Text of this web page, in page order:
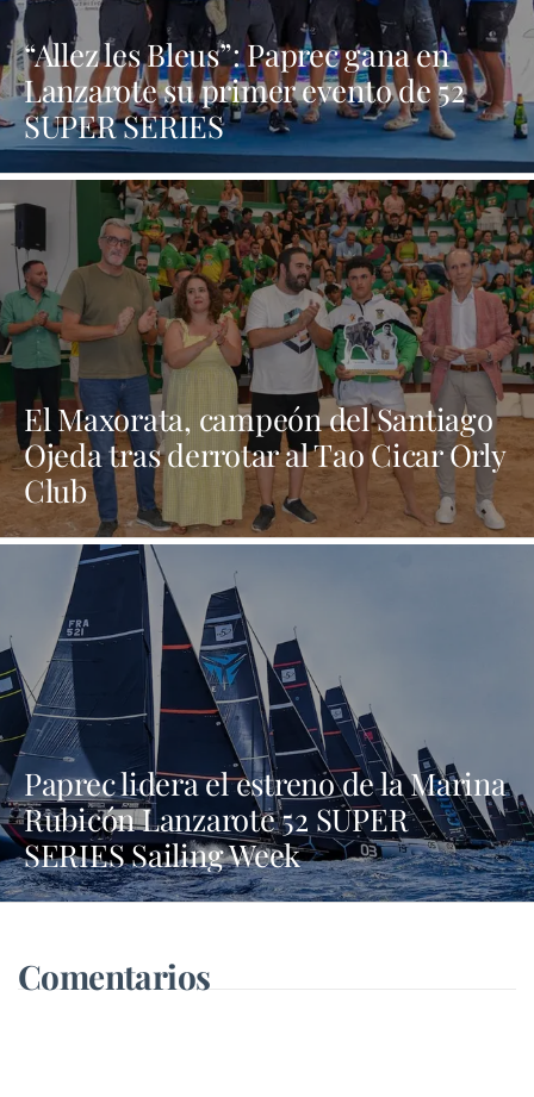
“Allez les Bleus”: Paprec gana en
Lanzarote su primer evento de 52
SUPER SERIES
El Maxorata, campeón del Santiago
Ojeda tras derrotar al Tao Cicar Orly
Club
Paprec lidera el estreno de la Marina
Rubicón Lanzarote 52 SUPER
SERIES Sailing Week
Comentarios